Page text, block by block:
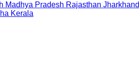
Madhya Pradesh Rajasthan Jharkhand
Kerala